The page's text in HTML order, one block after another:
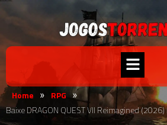
Home » RPG »
Baixe DRAGON QUEST VII Reimagined (2026)